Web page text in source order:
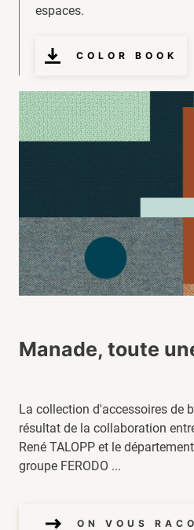
espaces.
COLOR BOOK
Manade, toute
La collection d'accessoires de
résultat de la collaboration
René TALOPP et le
groupe FERODO ...
ON VOUS